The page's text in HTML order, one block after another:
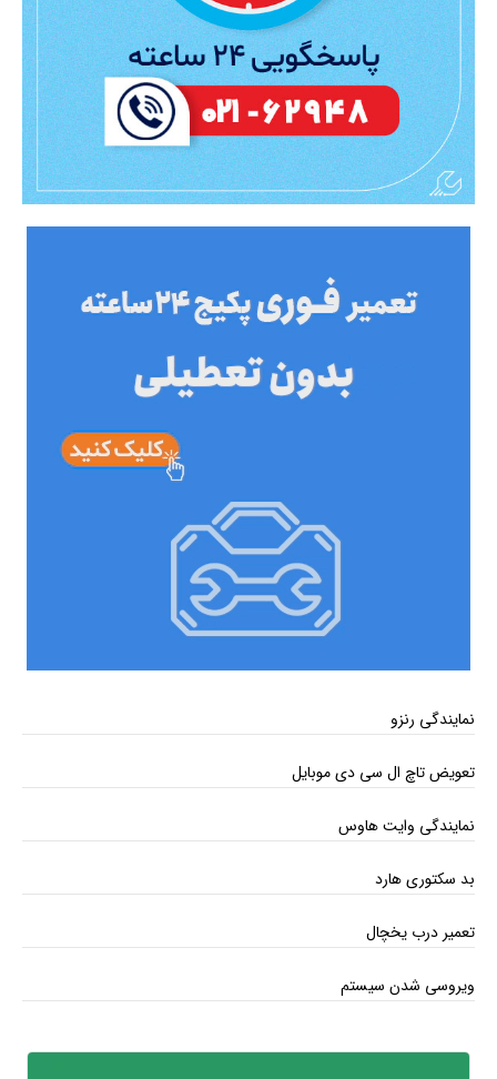
نمایندگی رنزو
تعویض تاچ ال سی دی موبایل
نمایندگی وایت هاوس
بد سکتوری هارد
تعمیر درب یخچال
ویروسی شدن سیستم